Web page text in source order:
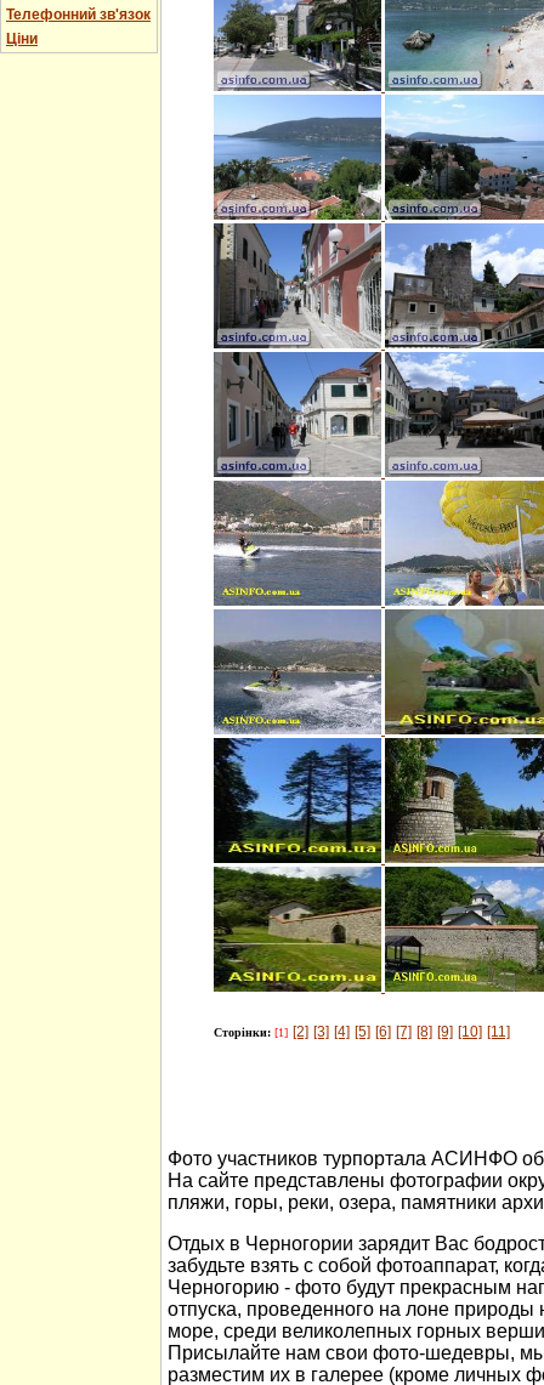
Телефонний зв'язок
Ціни
Сторінки: [1] [2] [3] [4] [5] [6] [7] [8] [9] [10] [11]
Фото участников турпортала АСИНФО
На сайте представлены фотографии
пляжи, горы, реки, озера, памятники
Отдых в Черногории зарядит Вас
забудьте взять с собой фотоаппарат,
Черногорию - фото будут прекрасным
отпуска, проведенного на лоне
море, среди великолепных горных
Присылайте нам свои фото-шедевры, мы
разместим их в галерее (кроме личных